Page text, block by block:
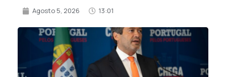
Agosto 5, 2026 13:01